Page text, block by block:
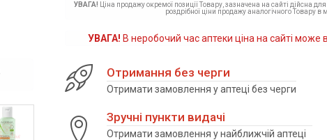
УВАГА! Ціна продажу окремої позиції Товару, зазначена на сайті дійсна
роздрібної ціни продажу аналогічного Товару в
УВАГА! В неробочий час аптеки ціна на сайті може
Отримання без черги
Отримати замовлення у аптеці без черги
Зручні пункти видачі
Отримати замовлення у найближчій аптеці